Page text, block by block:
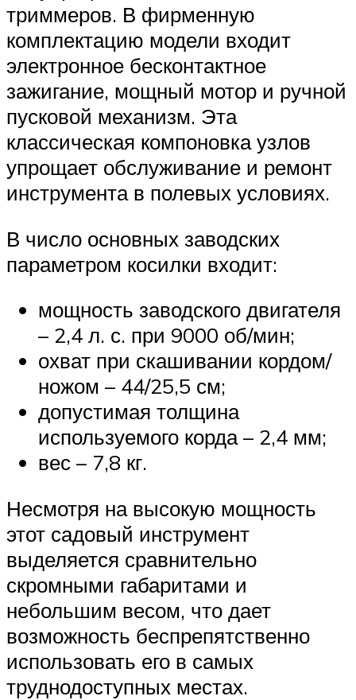
триммеров. В фирменную
комплектацию модели входит
электронное бесконтактное
зажигание, мощный мотор и ручной
пусковой механизм. Эта
классическая компоновка узлов
упрощает обслуживание и ремонт
инструмента в полевых условиях.
В число основных заводских
параметром косилки входит:
мощность заводского двигателя
– 2,4 л. с. при 9000 об/мин;
охват при скашивании кордом/
ножом – 44/25,5 см;
допустимая толщина
используемого корда – 2,4 мм;
вес – 7,8 кг.
Несмотря на высокую мощность
этот садовый инструмент
выделяется сравнительно
скромными габаритами и
небольшим весом, что дает
возможность беспрепятственно
использовать его в самых
труднодоступных местах.